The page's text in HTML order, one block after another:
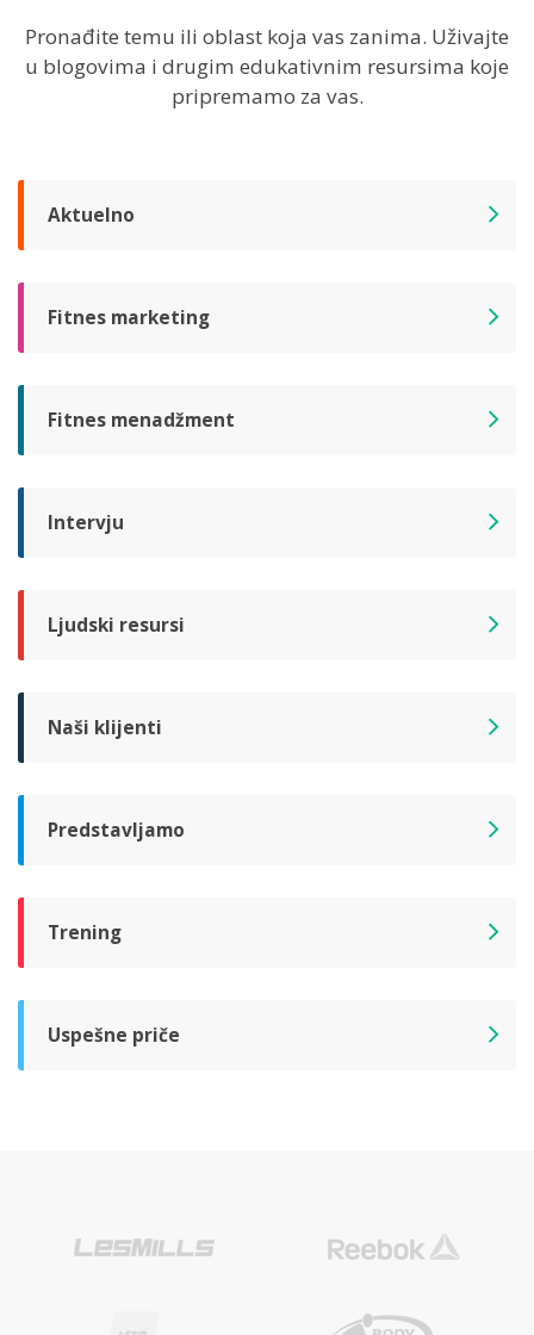
Pronađite temu ili oblast koja vas zanima. Uživajte
u blogovima i drugim edukativnim resursima koje
pripremamo za vas.
Aktuelno
Fitnes marketing
Fitnes menadžment
Intervju
Ljudski resursi
Naši klijenti
Predstavljamo
Trening
Uspešne priče